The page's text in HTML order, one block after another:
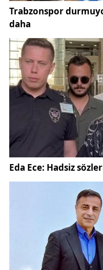
vatandaştan 2,4
ettikleri belirlendi.
dolandırıcılık
gerçekleştirildiğine
Yerel gündemi
(Sivas haberleri) başta
ilişkin içerikler, ilgili
düzenli olarak
Şüphelilerin tespit
Şubat 2026 tarihinde
zamanlı operasyon
M.Z.T., S.A. ve T.D.
gözaltına alındı.
operasyon sürecinin,
altında
çalışmalarıyla